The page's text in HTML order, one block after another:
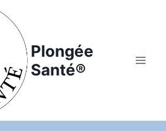
Plongée
Santé®